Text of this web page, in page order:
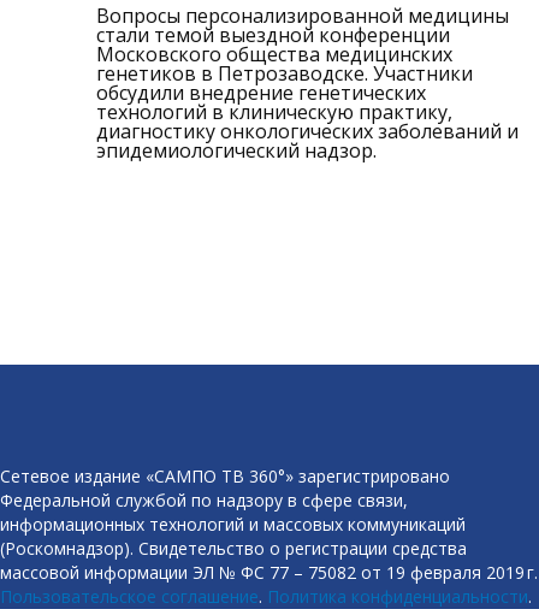
Вопросы персонализированной медицины
стали темой выездной конференции
Московского общества медицинских
генетиков в Петрозаводске. Участники
обсудили внедрение генетических
технологий в клиническую практику,
диагностику онкологических заболеваний и
эпидемиологический надзор.
Сетевое издание «САМПО ТВ 360°» зарегистрировано
Федеральной службой по надзору в сфере связи,
информационных технологий и массовых коммуникаций
(Роскомнадзор). Свидетельство о регистрации средства
массовой информации ЭЛ № ФС 77 – 75082 от 19 февраля 2019 г.
Пользовательское соглашение. Политика конфиденциальности.